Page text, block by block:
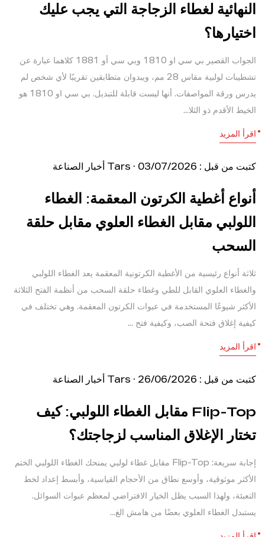
النهائية لغطاء الزجاجة التي يجب عليك
اختيارها؟
الجواب القصير بي سي او 1810 وبي سي أو 1881 كلاهما عبارة عن
تشطيبات لولبية مقاس 28 مم، ويبدوان متطابقين تقريبًا لأي شخص لم
يدرس ورقة المواصفات. أنها ليست قابلة للتبديل. بي سي او 1810 هو
الخيط الأقدم ذو الثلا...
اقرأ المزيد
كتبت من قبل : Tars · 03/07/2026 أخبار الصناعة
أنواع أغطية الكرتون المعقمة: الغطاء
اللولبي مقابل الغطاء العلوي مقابل حلقة
السحب
ثلاثة أنواع رئيسية من الأغطية الكرتونية المعقمة يعد الغطاء اللولبي
والغطاء العلوي القابل للطي وغطاء حلقة السحب من أنظمة الفتح الثلاثة
الأكثر شيوعًا المستخدمة في عبوات الكرتون المعقمة. وهي تختلف في
كيفية إغلاق فتحة الصب، وكيفية فتح ...
اقرأ المزيد
كتبت من قبل : Tars · 26/06/2026 أخبار الصناعة
Flip-Top مقابل الغطاء اللولبي: كيف
تختار الإغلاق المناسب لزجاجتك؟
إجابة سريعة: Flip-Top مقابل غطاء لولبي يمنحك الغطاء اللولبي الختم
الأكثر موثوقية، وأوسع نطاق من الأحجام القياسية، وأبسط إعداد لخط
التعبئة، ولهذا السبب يظل الخيار الافتراضي لمعظم عبوات السوائل.
يستبدل الغطاء العلوي بعضًا من هامش الغ...